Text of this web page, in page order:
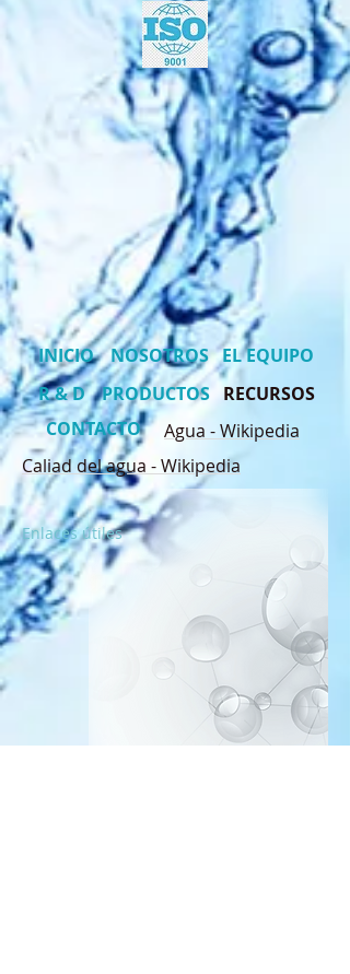
INICIO NOSOTROS EL EQUIPO
R & D
PRODUCTOS RECURSOS
CONTACTO
Agua - Wikipedia
Caliad del agua - Wikipedia
Enlaces útiles